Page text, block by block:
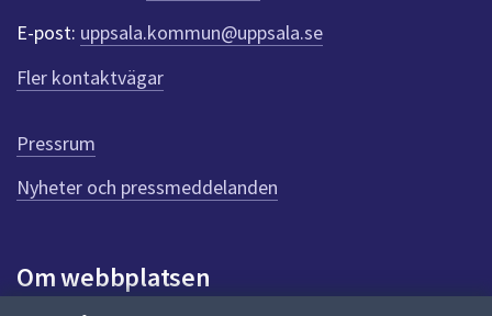
r
f
ö
r
e
n
n
a
d
a
E-post: uppsala.kommun@uppsala.se
Fler kontaktvägar
Pressrum
Nyheter och pressmeddelanden
Om webbplatsen